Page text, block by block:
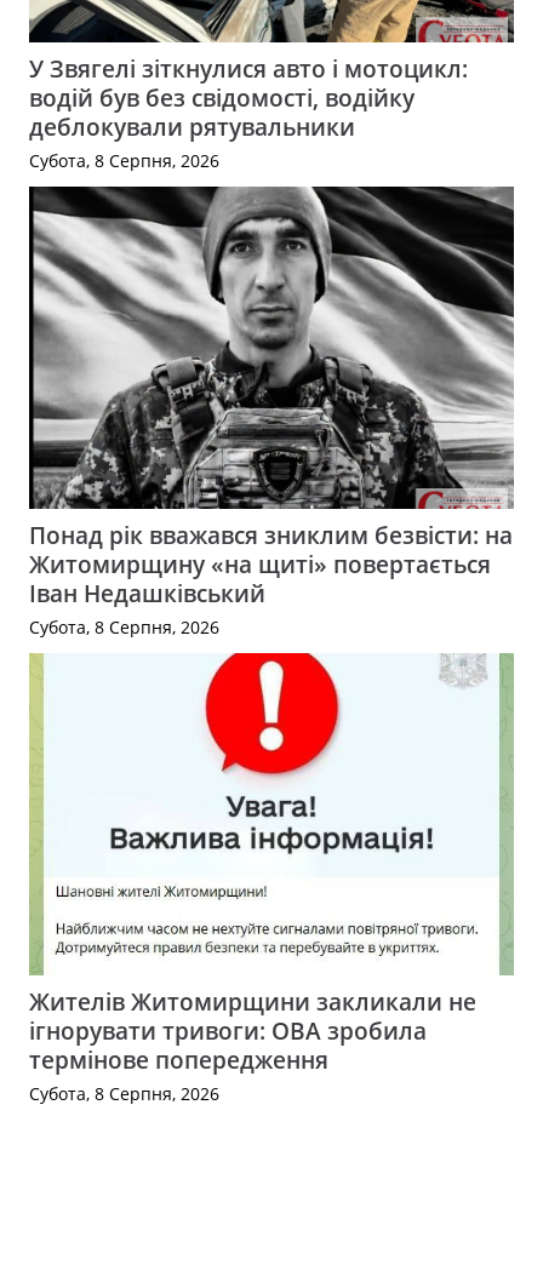
У Звягелі зіткнулися авто і мотоцикл:
водій був без свідомості, водійку
деблокували рятувальники
Субота, 8 Серпня, 2026
Понад рік вважався зниклим безвісти: на
Житомирщину «на щиті» повертається
Іван Недашківський
Субота, 8 Серпня, 2026
Жителів Житомирщини закликали не
ігнорувати тривоги: ОВА зробила
термінове попередження
Субота, 8 Серпня, 2026